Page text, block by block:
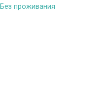
Без проживания